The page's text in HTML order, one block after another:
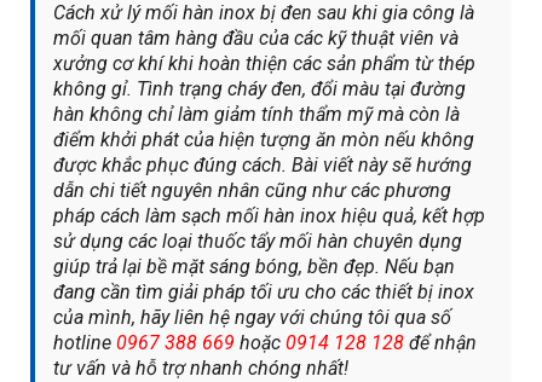
Cách xử lý mối hàn inox bị đen sau khi gia công là
mối quan tâm hàng đầu của các kỹ thuật viên và
xưởng cơ khí khi hoàn thiện các sản phẩm từ thép
không gỉ. Tình trạng cháy đen, đổi màu tại đường
hàn không chỉ làm giảm tính thẩm mỹ mà còn là
điểm khởi phát của hiện tượng ăn mòn nếu không
được khắc phục đúng cách. Bài viết này sẽ hướng
dẫn chi tiết nguyên nhân cũng như các phương
pháp cách làm sạch mối hàn inox hiệu quả, kết hợp
sử dụng các loại thuốc tẩy mối hàn chuyên dụng
giúp trả lại bề mặt sáng bóng, bền đẹp. Nếu bạn
đang cần tìm giải pháp tối ưu cho các thiết bị inox
của mình, hãy liên hệ ngay với chúng tôi qua số
hotline 0967 388 669 hoặc 0914 128 128 để nhận
tư vấn và hỗ trợ nhanh chóng nhất!